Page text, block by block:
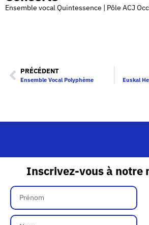
Ensemble vocal Quintessence | Pôle ACJ
PRÉCÉDENT
Ensemble Vocal Polyphème Euskal
Inscrivez-vous à notre